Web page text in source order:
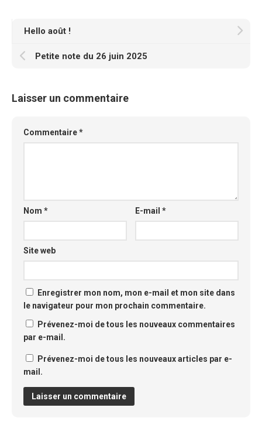
Hello août !
Petite note du 26 juin 2025
Laisser un commentaire
Commentaire*
Nom * E-mail*
Site web
Enregistrer mon nom, mon e-mail et mon site dans
le navigateur pour mon prochain commentaire.
Prévenez-moi de tous les nouveaux commentaires
par e-mail.
Prévenez-moi de tous les nouveaux articles par e-
mail.